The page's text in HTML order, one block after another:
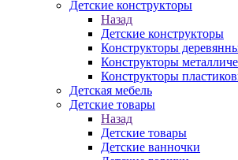
Детские конструкторы
Назад
Детские конструкторы
Конструкторы
Конструкторы
Конструкторы
Детская мебель
Детские товары
Назад
Детские товары
Детские ванночки